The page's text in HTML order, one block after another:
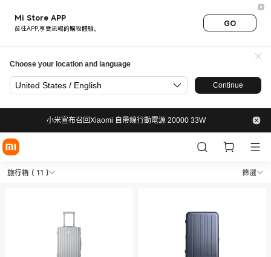
Mi Store APP
前往APP,享受流暢的購物體驗。
GO
Choose your location and language
United States / English Continue
小米宣布召回Xiaomi 自帶線行動電源 20000 33W
Shop 出行 旅行箱 in Xiaomi
旅行箱 ( 11 ) 篩選
Shop 出行 旅行箱 in Xiaomi 小米香港